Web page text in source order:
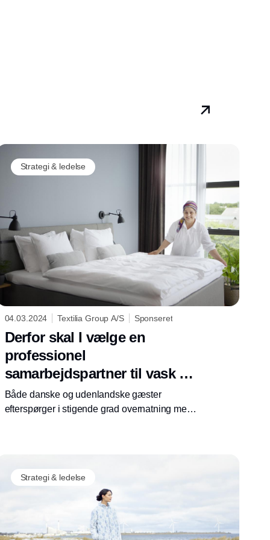
Strategi & ledelse
04.03.2024 Textilia Group A/S Sponseret
Derfor skal I vælge en
professionel
samarbejdspartner til vask og
håndtering af jeres tekstiler
Både danske og udenlandske gæster
efterspørger i stigende grad overnatning med
Derfor kan det være en god idé at alliere sig
med en professionel samarbejdspartner, der
kan stå for indkøb, vask og håndtering af jeres
Strategi & ledelse